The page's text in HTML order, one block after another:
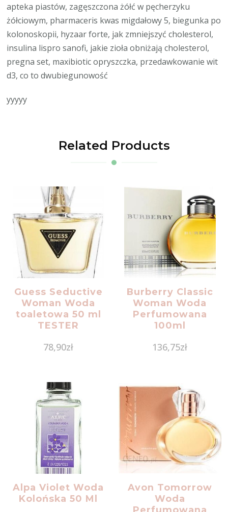
apteka piastów, zagęszczona żółć w pęcherzyku
żółciowym, pharmaceris kwas migdałowy 5, biegunka po
kolonoskopii, hyzaar forte, jak zmniejszyć cholesterol,
insulina lispro sanofi, jakie zioła obniżają cholesterol,
pregna set, maxibiotic opryszczka, przedawkowanie wit
d3, co to dwubiegunowość
yyyyy
Related Products
Guess Seductive
Woman Woda
toaletowa 50 ml
TESTER
78,90zł
Burberry Classic
Woman Woda
Perfumowana
100ml
136,75zł
Alpa Violet Woda
Kolońska 50 Ml
Avon Tomorrow
Woda